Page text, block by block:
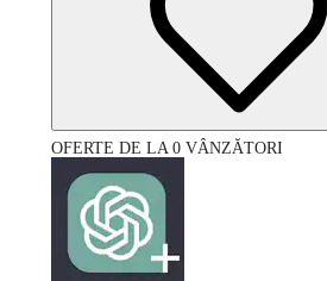
OFERTE DE LA 0 VÂNZĂTORI